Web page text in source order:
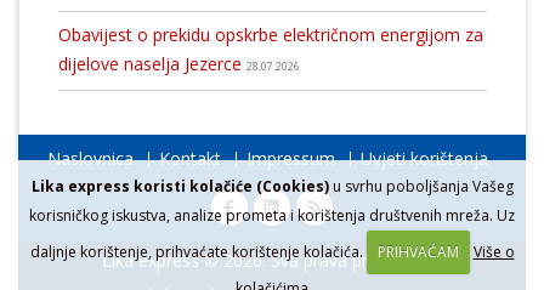
Lika express koristi kolačiće (Cookies)u svrhu poboljšanja Vašeg
korisničkog iskustva, analize prometa i korištenja društvenih mreža. Uz
daljnje korištenje, prihvaćate korištenje kolačića.
PRIHVAĆAM
Više o
Obavijest o prekidu opskrbe električnom energijom za
dijelove naselja Jezerce 28.07.2026
Naslovnica Kontakt Impressum Uvjeti korištenja
Lika express © 2026. Sva prava pridržana.